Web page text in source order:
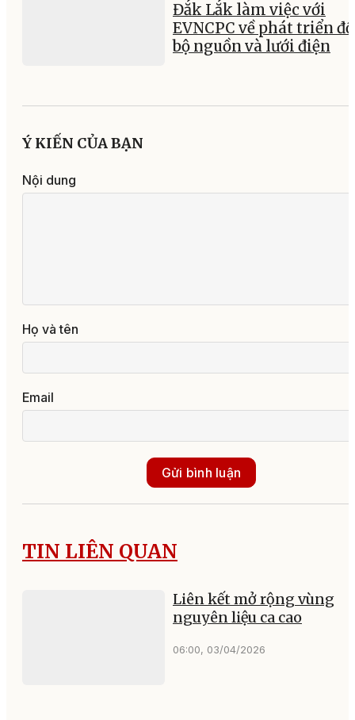
Đắk Lắk làm việc với
EVNCPC về phát triển
bộ nguồn và lưới điện
Ý KIẾN CỦA BẠN
Nội dung
Họ và tên
Email
Gửi bình luận
TIN LIÊN QUAN
Liên kết mở rộng vùng
nguyên liệu ca cao
06:00, 03/04/2026